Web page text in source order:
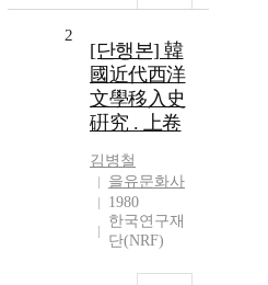
2
[단행본] 韓
國近代西洋
文學移入史
硏究 . 上卷
김병철
을유문화사
1980
한국연구재
단(NRF)